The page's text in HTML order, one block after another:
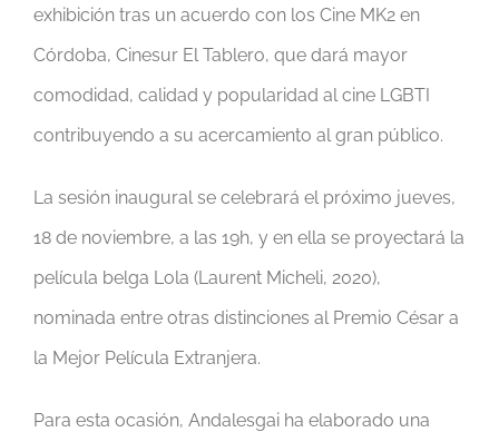
exhibición tras un acuerdo con los Cine MK2 en
Córdoba, Cinesur El Tablero, que dará mayor
comodidad, calidad y popularidad al cine LGBTI
contribuyendo a su acercamiento al gran público.
La sesión inaugural se celebrará el próximo jueves,
18 de noviembre, a las 19h, y en ella se proyectará la
película belga Lola (Laurent Micheli, 2020),
nominada entre otras distinciones al Premio César a
la Mejor Película Extranjera.
Para esta ocasión, Andalesgai ha elaborado una